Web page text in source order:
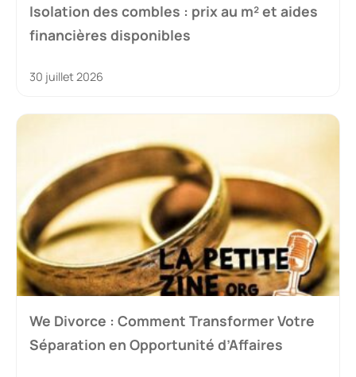
Isolation des combles : prix au m² et aides
financières disponibles
30 juillet 2026
We Divorce : Comment Transformer Votre
Séparation en Opportunité d’Affaires